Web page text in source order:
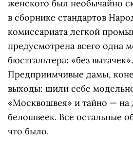
женского был необычайно
в сборнике стандартов
комиссариата легкой
предусмотрена всего одна
бюстгальтера: «без вытачек».
Предприимчивые дамы,
выходы: шили себе
«Москвошвея» и тайно — на
белошвеек. Все остальные
что было.